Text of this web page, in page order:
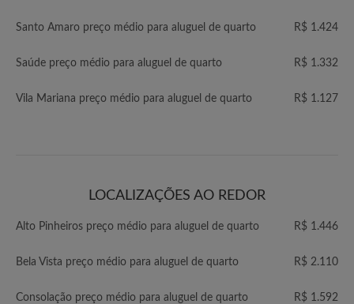
Santo Amaro preço médio para aluguel de quarto R$ 1.424
Saúde preço médio para aluguel de quarto R$ 1.332
Vila Mariana preço médio para aluguel de quarto R$ 1.127
LOCALIZAÇÕES AO REDOR
Alto Pinheiros preço médio para aluguel de quarto R$ 1.446
Bela Vista preço médio para aluguel de quarto R$ 2.110
Consolação preço médio para aluguel de quarto R$ 1.592